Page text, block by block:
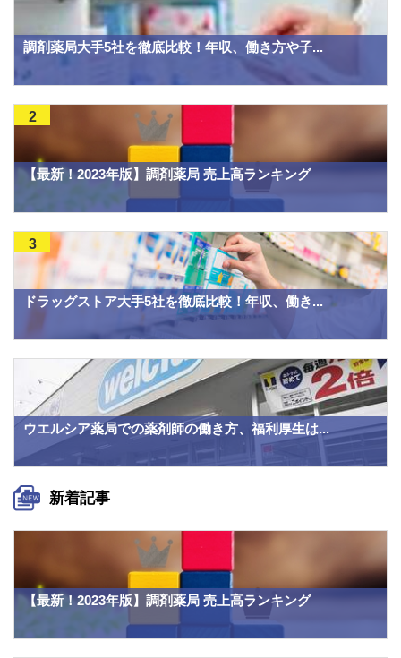
調剤薬局大手5社を徹底比較！年収、働き方や子...
【最新！2023年版】調剤薬局 売上高ランキング
2
ドラッグストア大手5社を徹底比較！年収、働き...
3
ウエルシア薬局での薬剤師の働き方、福利厚生は...
新着記事
【最新！2023年版】調剤薬局 売上高ランキング